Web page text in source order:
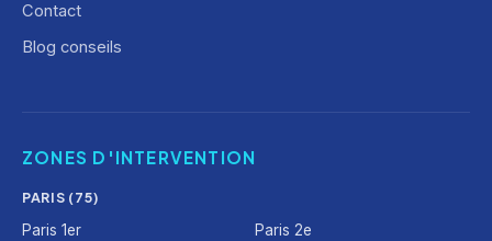
Contact
Blog conseils
ZONES D'INTERVENTION
PARIS (75)
Paris 1er
Paris 2e